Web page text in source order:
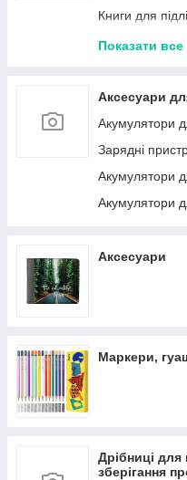
Книги для
Книги для
Навчальна та
Показати все
Аксесуари
Акумулятори
Зарядні
Акумулятори
Акумулятори
Аксесуари
Маркери,
Дрібниці для
зберігання